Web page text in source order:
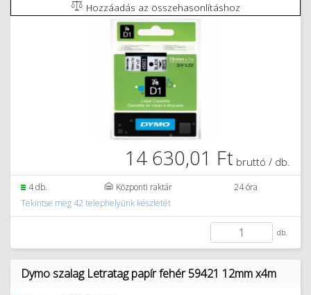
Hozzáadás az összehasonlításhoz
14 630,01 Ft bruttó / db.
4 db. Központi raktár
24 óra
Tekintse meg 42 telephelyünk készletét
db.
Dymo szalag Letratag papír fehér 59421 12mm x4m